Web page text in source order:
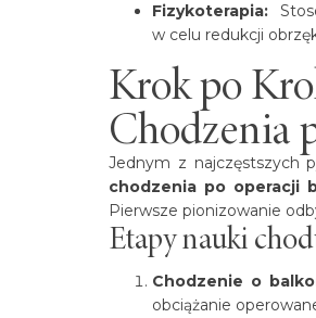
Fizykoterapia:
w celu redukcji
Krok po
Chodzenia
Jednym z najczęstszych
chodzenia po operacji
Pierwsze pionizowanie
Etapy nauki
Chodzenie o
obciążanie